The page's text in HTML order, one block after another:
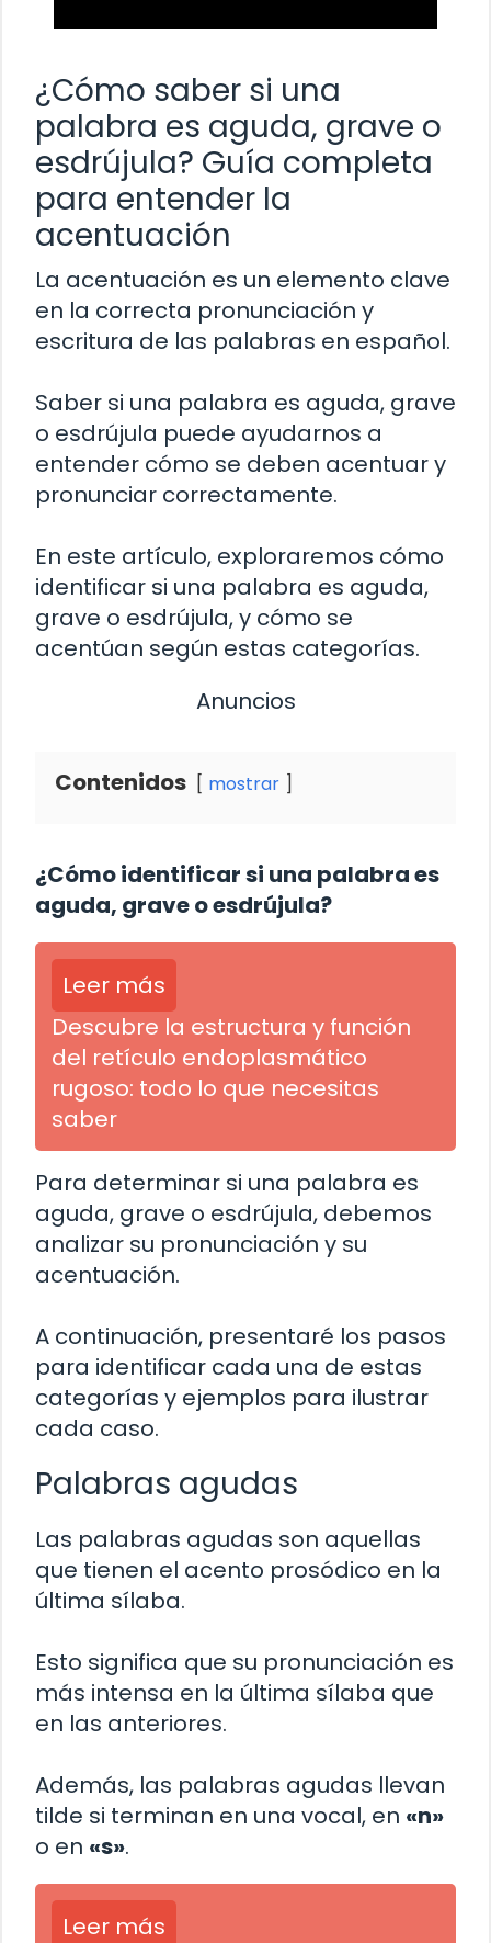
¿Cómo saber si una
palabra es aguda, grave o
esdrújula? Guía completa
para entender la
acentuación
La acentuación es un elemento clave
en la correcta pronunciación y
escritura de las palabras en español.
Saber si una palabra es aguda, grave
o esdrújula puede ayudarnos a
entender cómo se deben acentuar y
pronunciar correctamente.
En este artículo, exploraremos cómo
identificar si una palabra es aguda,
grave o esdrújula, y cómo se
acentúan según estas categorías.
Anuncios
Contenidos mostrar
¿Cómo identificar si una palabra es
aguda, grave o esdrújula?
Leer más
Descubre la estructura y función
del retículo endoplasmático
rugoso: todo lo que necesitas
saber
Para determinar si una palabra es
aguda, grave o esdrújula, debemos
analizar su pronunciación y su
acentuación.
A continuación, presentaré los pasos
para identificar cada una de estas
categorías y ejemplos para ilustrar
cada caso.
Palabras agudas
Las palabras agudas son aquellas
que tienen el acento prosódico en la
última sílaba.
Esto significa que su pronunciación es
más intensa en la última sílaba que
en las anteriores.
Además, las palabras agudas llevan
tilde si terminan en una vocal, en «n»
o en «s».
Leer más